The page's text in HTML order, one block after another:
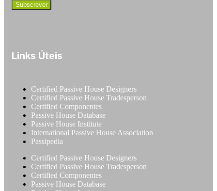
Links Úteis
Certified Passive House Designers
Certified Passive House Tradesperson
Certified Componentes
Passive House Database
Passive House Institute
International Passive House Association
Passipedia
Certified Passive House Designers
Certified Passive House Tradesperson
Certified Componentes
Passive House Database